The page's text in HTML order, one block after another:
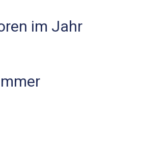
im Jahr